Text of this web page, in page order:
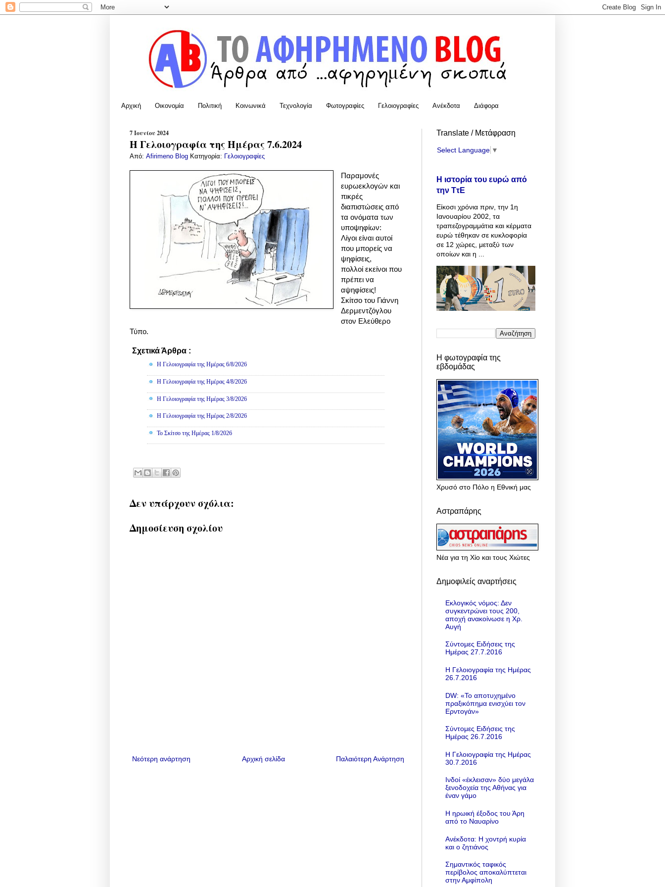
Αρχική Οικονομία Πολιτική Κοινωνικά Τεχνολογία Φωτογραφίες Γελοιογραφίες Ανέκδοτα Διάφορα
7 Ιουνίου 2024
Η Γελοιογραφία της Ημέρας 7.6.2024
Από: Afirimeno Blog Κατηγορία: Γελοιογραφίες
Παραμονές
ευρωεκλογών και
πικρές
διαπιστώσεις από
τα ονόματα των
υποψηφίων:
Λίγοι είναι αυτοί
που μπορείς να
ψηφίσεις,
πολλοί εκείνοι που
πρέπει να
αψηφίσεις!
Σκίτσο του Γιάννη
Δερμεντζόγλου
στον Ελεύθερο
Τύπο.
Σχετικά Άρθρα :
Η Γελοιογραφία της Ημέρας 6/8/2026
Η Γελοιογραφία της Ημέρας 4/8/2026
Η Γελοιογραφία της Ημέρας 3/8/2026
Η Γελοιογραφία της Ημέρας 2/8/2026
Το Σκίτσο της Ημέρας 1/8/2026
Δεν υπάρχουν σχόλια:
Δημοσίευση σχολίου
Νεότερη ανάρτηση Παλαιότερη Ανάρτηση
Αρχική σελίδα
Translate / Μετάφραση
Select Language ▼
Η ιστορία του ευρώ από
την ΤτΕ
Είκοσι χρόνια πριν, την 1η
Ιανουαρίου 2002, τα
τραπεζογραμμάτια και κέρματα
ευρώ τέθηκαν σε κυκλοφορία
σε 12 χώρες, μεταξύ των
οποίων και η ...
Η φωτογραφία της
εβδομάδας
Χρυσό στο Πόλο η Εθνική μας
Αστραπάρης
Νέα για τη Χίο και τους Χιώτες
Δημοφιλείς αναρτήσεις
Εκλογικός νόμος: Δεν
συγκεντρώνει τους 200,
αποχή ανακοίνωσε η Χρ.
Αυγή
Σύντομες Ειδήσεις της
Ημέρας 27.7.2016
Η Γελοιογραφία της Ημέρας
26.7.2016
DW: «To αποτυχημένο
πραξικόπημα ενισχύει τον
Ερντογάν»
Σύντομες Ειδήσεις της
Ημέρας 26.7.2016
Η Γελοιογραφία της Ημέρας
30.7.2016
Ινδοί «έκλεισαν» δύο μεγάλα
ξενοδοχεία της Αθήνας για
έναν γάμο
Η ηρωική έξοδος του Άρη
από το Ναυαρίνο
Ανέκδοτα: Η χοντρή κυρία
και ο ζητιάνος
Σημαντικός ταφικός
περίβολος αποκαλύπτεται
στην Αμφίπολη